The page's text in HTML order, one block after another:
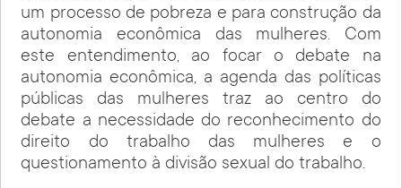
um processo de pobreza e para construção da
autonomia econômica das mulheres. Com
este entendimento, ao focar o debate na
autonomia econômica, a agenda das políticas
públicas das mulheres traz ao centro do
debate a necessidade do reconhecimento do
direito do trabalho das mulheres e o
questionamento à divisão sexual do trabalho.